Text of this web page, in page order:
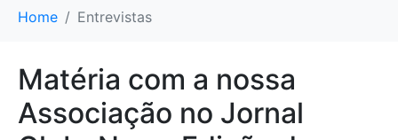
Home Entrevistas
Matéria com a nossa
Associação no Jornal